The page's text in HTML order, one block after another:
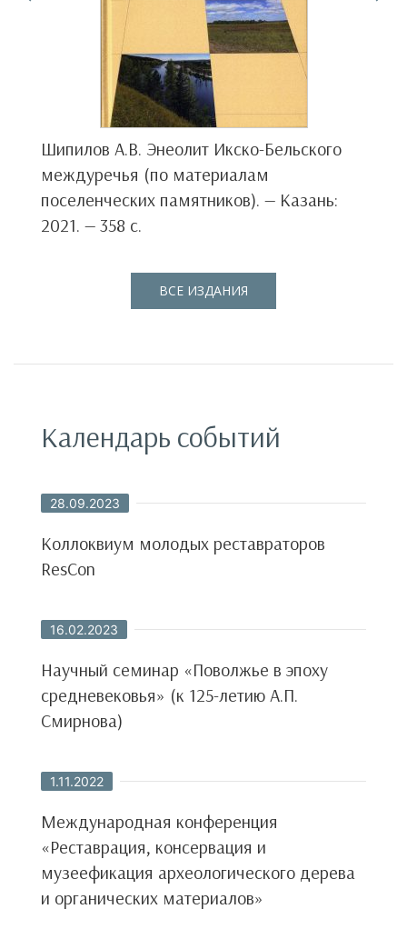
Шипилов А.В. Энеолит Икско-Бельского
междуречья (по материалам
поселенческих памятников). — Казань:
2021. — 358 с.
ВСЕ ИЗДАНИЯ
Календарь событий
28.09.2023
Коллоквиум молодых реставраторов
ResCon
16.02.2023
Научный семинар «Поволжье в эпоху
средневековья» (к 125-летию А.П.
Смирнова)
1.11.2022
Международная конференция
«Реставрация, консервация и
музеефикация археологического дерева
и органических материалов»